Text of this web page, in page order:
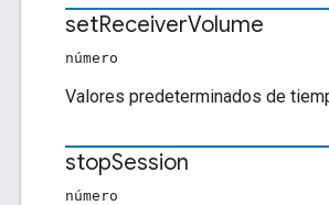
setReceiverVolume
número
Valores predeterminados de
stopSession
número